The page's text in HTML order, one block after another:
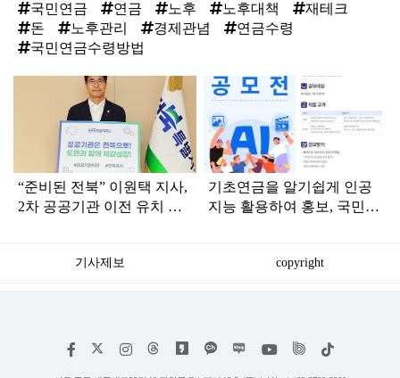
국민연금 연금 노후 노후대책
재테크
돈
노후관리 경제관념
연금수령
국민연금수령방법
“준비된 전북” 이원택 지사,
2차 공공기관 이전 유치 촉
기초연금을 알기쉽게 인공
지능 활용하여 홍보, 국민
기사제보 copyright
페
인
위
틱